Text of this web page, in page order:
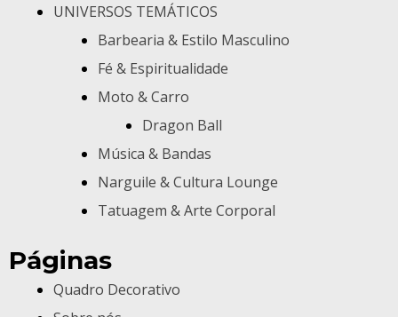
UNIVERSOS TEMÁTICOS
Barbearia & Estilo Masculino
Fé & Espiritualidade
Moto & Carro
Dragon Ball
Música & Bandas
Narguile & Cultura Lounge
Tatuagem & Arte Corporal
Páginas
Quadro Decorativo